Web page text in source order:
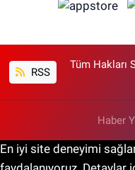
RSS
Tüm Hakları
Haber
En iyi site deneyimi